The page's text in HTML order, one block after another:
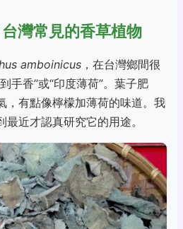
灣常見的香草植物
amboinicus ，在台灣鄉間很
手香”或“印度薄荷”。葉子肥
，有點像檸檬加薄荷的味道。我
近才認真研究它的用途。